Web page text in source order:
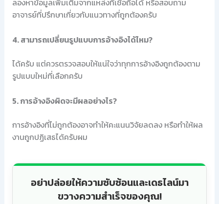
ลองหาข้อมูลเพิ่มเติมจากแหล่งที่เชื่อถือได้ หรือสอบถาม
อาจารย์ที่ปรึกษาเกี่ยวกับแนวทางที่ถูกต้องครับ
4. สามารถเปลี่ยนรูปแบบการอ้างอิงได้ไหม?
ได้ครับ แต่ควรตรวจสอบให้แน่ใจว่าทุกการอ้างอิงถูกต้องตาม
รูปแบบใหม่ที่เลือกครับ
5. การอ้างอิงผิดจะมีผลอย่างไร?
การอ้างอิงที่ไม่ถูกต้องอาจทำให้คะแนนวิจัยลดลง หรือทำให้ผล
งานถูกปฏิเสธได้ครับผม
อย่าปล่อยให้ความซับซ้อนและเดธไลน์มา
ขวางความสำเร็จของคุณ!